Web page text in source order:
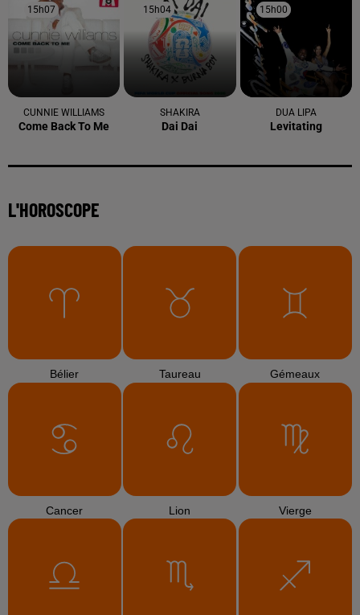
15h07
15h07
CUNNIE WILLIAMS
Come Back To Me
15h04
15h04
SHAKIRA
Dai Dai
15h00
15h00
DUA LIPA
Levitating
L'HOROSCOPE
Bélier Taureau Gémeaux
Cancer Lion Vierge